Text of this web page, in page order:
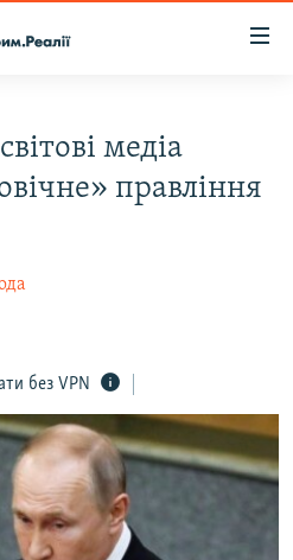
медіа
правління
без VPN